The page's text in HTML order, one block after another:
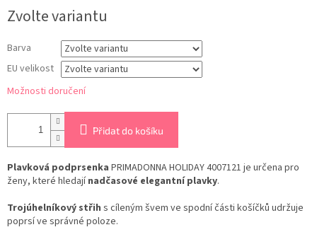
cena:
Zvolte variantu
Barva
EU velikost
Možnosti doručení
Přidat do košíku
Plavková podprsenka PRIMADONNA HOLIDAY 4007121 je určena pro
ženy, které hledajínadčasové elegantní plavky.
Trojúhelníkový střih s cíleným švem ve spodní části košíčků udržuje
poprsí ve správné poloze.